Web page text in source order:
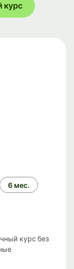
курс
6 мес.
курс без